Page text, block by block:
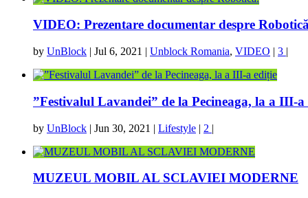
VIDEO: Prezentare documentar despre
by UnBlock | Jul 6, 2021 | Unblock Romania, VIDEO | 3 |
”Festivalul Lavandei” de la Pecineaga, la a III-a
by UnBlock | Jun 30, 2021 | Lifestyle | 2 |
MUZEUL MOBIL AL SCLAVIEI MODERNE